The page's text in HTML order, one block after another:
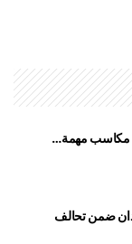
مكاسب مهمة…
ضمن تحالف